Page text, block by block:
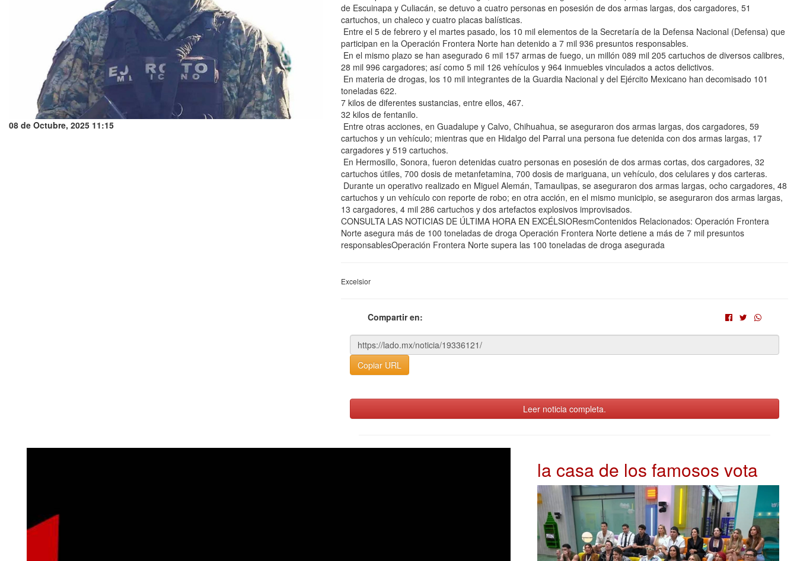
08 de Octubre, 2025 11:15
de Escuinapa y Culiacán, se detuvo a cuatro personas en posesión de dos armas largas, dos cargadores, 51
cartuchos, un chaleco y cuatro placas balísticas.
Entre el 5 de febrero y el martes pasado, los 10 mil elementos de la Secretaría de la Defensa Nacional (Defensa) que
participan en la Operación Frontera Norte han detenido a 7 mil 936 presuntos responsables.
En el mismo plazo se han asegurado 6 mil 157 armas de fuego, un millón 089 mil 205 cartuchos de diversos calibres,
28 mil 996 cargadores; así como 5 mil 126 vehículos y 964 inmuebles vinculados a actos delictivos.
En materia de drogas, los 10 mil integrantes de la Guardia Nacional y del Ejército Mexicano han decomisado 101
toneladas 622.
7 kilos de diferentes sustancias, entre ellos, 467.
32 kilos de fentanilo.
Entre otras acciones, en Guadalupe y Calvo, Chihuahua, se aseguraron dos armas largas, dos cargadores, 59
cartuchos y un vehículo; mientras que en Hidalgo del Parral una persona fue detenida con dos armas largas, 17
cargadores y 519 cartuchos.
En Hermosillo, Sonora, fueron detenidas cuatro personas en posesión de dos armas cortas, dos cargadores, 32
cartuchos útiles, 700 dosis de metanfetamina, 700 dosis de mariguana, un vehículo, dos celulares y dos carteras.
Durante un operativo realizado en Miguel Alemán, Tamaulipas, se aseguraron dos armas largas, ocho cargadores, 48
cartuchos y un vehículo con reporte de robo; en otra acción, en el mismo municipio, se aseguraron dos armas largas,
13 cargadores, 4 mil 286 cartuchos y dos artefactos explosivos improvisados.
CONSULTA LAS NOTICIAS DE ÚLTIMA HORA EN EXCÉLSIOResmContenidos Relacionados: Operación Frontera
Norte asegura más de 100 toneladas de droga Operación Frontera Norte detiene a más de 7 mil presuntos
responsablesOperación Frontera Norte supera las 100 toneladas de droga asegurada
Excelsior
Compartir en:
Copiar URL
Leer noticia completa.
la casa de los famosos vota